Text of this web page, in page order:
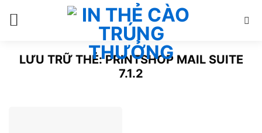
LƯU TRỮ THẺ:PRINTSHOP MAIL SUITE
7.1.2